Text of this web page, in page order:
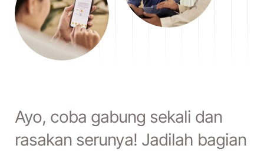
Ayo, coba gabung sekali dan
rasakan serunya! Jadilah bagian